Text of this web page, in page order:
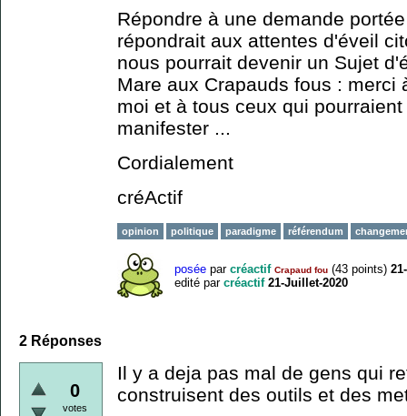
Répondre à une demande
répondrait aux attentes d'éveil
nous pourrait devenir un Sujet
Mare aux Crapauds fous : merci
moi et à tous ceux qui
manifester ...
Cordialement
créActif
opinion politique paradigme référendum
posée par créactif Crapaud fou (43 points)
edité par créactif 21-Juillet-2020
2 Réponses
0
votes
Il y a deja pas mal de gens qui
construisent des outils et des